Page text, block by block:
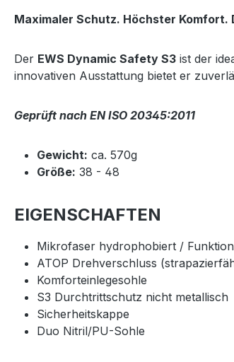
Maximaler Schutz. Höchster Komfort.
Der EWS Dynamic Safety S3 ist der
innovativen Ausstattung bietet er
Geprüft nach EN ISO 20345:2011
Gewicht: ca. 570g
Größe: 38 - 48
EIGENSCHAFTEN
Mikrofaser hydrophobiert /
ATOP Drehverschluss
Komforteinlegesohle
S3 Durchtrittschutz nicht metallisch
Sicherheitskappe
Duo Nitril/PU-Sohle